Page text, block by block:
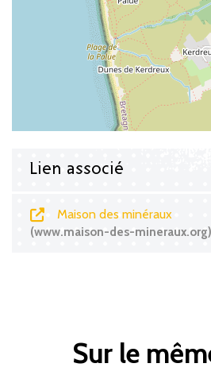
Lien associé
Maison des minéraux
www.maison-des-mineraux.org
Sur le